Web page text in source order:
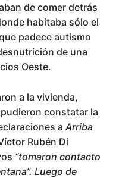
de comer detrás
habitaba sólo el
padece autismo
de una
Oeste.
a la vivienda,
constatar la
a Arriba
Rubén Di
“tomaron contacto
Luego de